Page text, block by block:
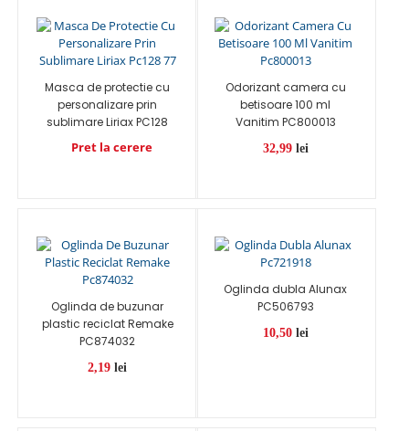
Masca de protectie cu
personalizare prin
sublimare Liriax PC128
Pret la cerere
Odorizant camera cu
betisoare 100 ml
Vanitim PC800013
32,99 lei
Oglinda de buzunar
plastic reciclat Remake
PC874032
2,19lei
Oglinda dubla Alunax
PC506793
10,50 lei